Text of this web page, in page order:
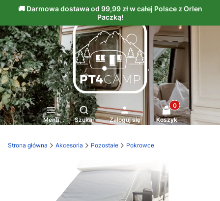
Menu
Otwórz wyszukiwarkę
Szukaj Zaloguj się
Produkty w
Koszyk
Strona główna Akcesoria Pozostałe Pokrowce